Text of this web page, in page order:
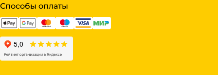
Способы оплаты